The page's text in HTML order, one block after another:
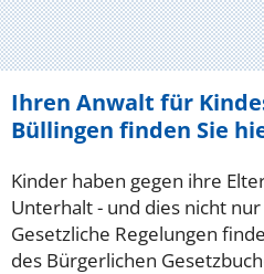
Ihren Anwalt für
Büllingen finden Sie
Kinder haben gegen ihre
Unterhalt - und dies nicht
Gesetzliche Regelungen
des Bürgerlichen